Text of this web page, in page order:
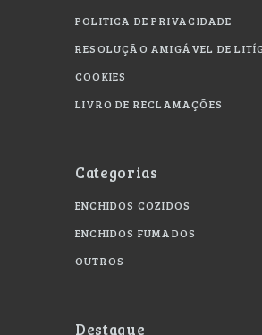
POLITICA DE PRIVACIDADE
RESOLUÇÃO AMIGÁVEL DE
COOKIES
LIVRO DE RECLAMAÇÕES
Categorias
ENCHIDOS COZIDOS
ENCHIDOS FUMADOS
OUTROS
Destaque